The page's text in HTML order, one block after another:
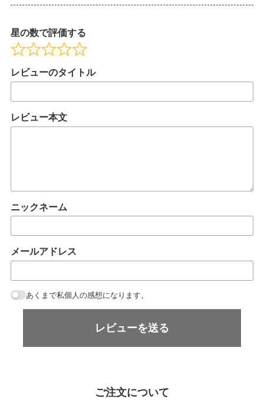
f
星の数で評価する
レビューのタイトル
レビュー本文
ニックネーム
メールアドレス
あくまで私個人の感想になります。
レビューを送る
ご注文について